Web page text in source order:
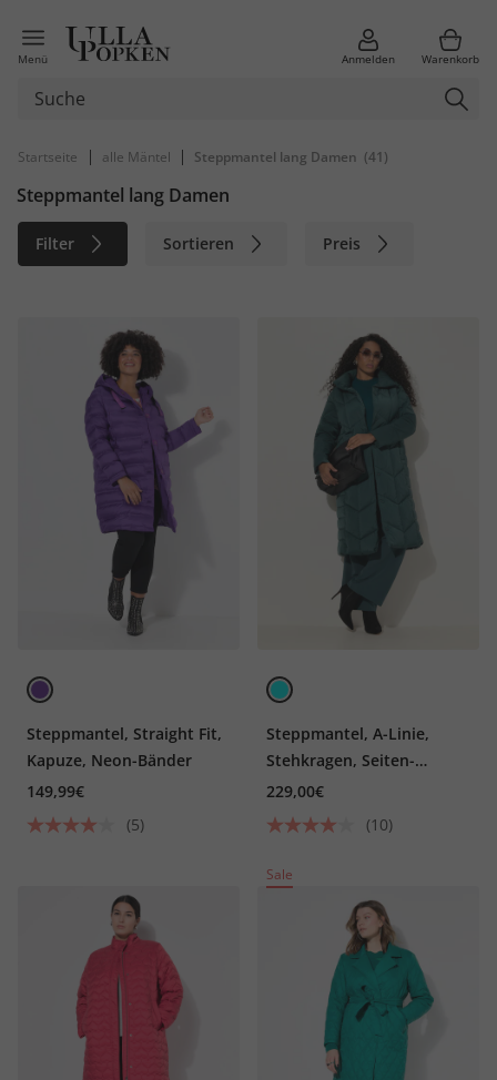
Menü Anmelden Warenkorb
Startseite | alle Mäntel | Steppmantel lang Damen (41)
Steppmantel lang Damen
Filter Sortieren Preis
Material
Steppmantel, Straight Fit,
Kapuze, Neon-Bänder
149,99€
(5)
Steppmantel, A-Linie,
Stehkragen, Seiten-
Druckknöpfe
229,00€
(10)
Sale